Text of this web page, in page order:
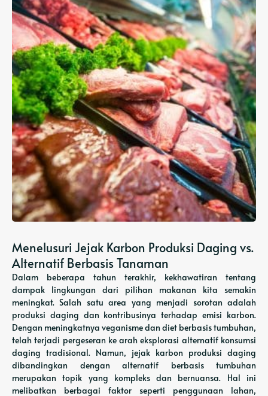
Menelusuri Jejak Karbon Produksi Daging vs.
Alternatif Berbasis Tanaman
Dalam beberapa tahun terakhir, kekhawatiran tentang
dampak lingkungan dari pilihan makanan kita semakin
meningkat. Salah satu area yang menjadi sorotan adalah
produksi daging dan kontribusinya terhadap emisi karbon.
Dengan meningkatnya veganisme dan diet berbasis tumbuhan,
telah terjadi pergeseran ke arah eksplorasi alternatif konsumsi
daging tradisional. Namun, jejak karbon produksi daging
dibandingkan dengan alternatif berbasis tumbuhan
merupakan topik yang kompleks dan bernuansa. Hal ini
melibatkan berbagai faktor seperti penggunaan lahan,